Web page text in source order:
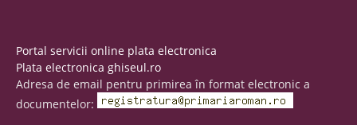
Portal servicii online plata electronica
Plata electronica ghiseul.ro
Adresa de email pentru primirea în format electronic a
documentelor: